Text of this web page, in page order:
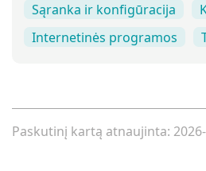
Sąranka ir konfigūracija
Internetinės programos
Paskutinį kartą atnaujinta: